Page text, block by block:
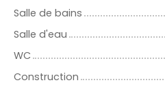
Salle de bains
Salle d'eau
WC
Construction